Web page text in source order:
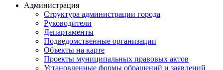
Администрация
Структура администрации города
Руководители
Департаменты
Подведомственные организации
Объекты на карте
Проекты муниципальных правовых актов
Установленные формы обращений и заявлений